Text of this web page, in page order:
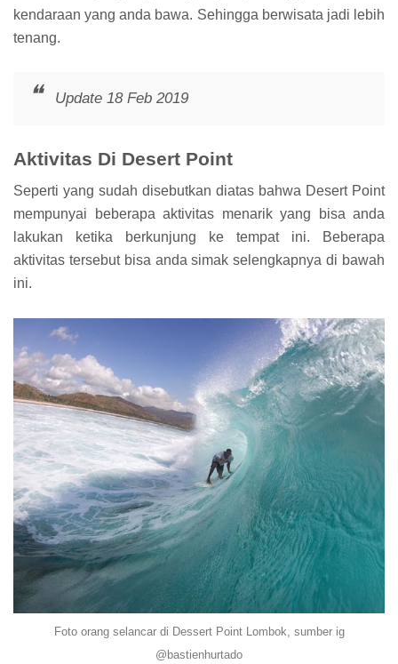
kendaraan yang anda bawa. Sehingga berwisata jadi lebih
tenang.
Update 18 Feb 2019
Aktivitas Di Desert Point
Seperti yang sudah disebutkan diatas bahwa Desert Point
mempunyai beberapa aktivitas menarik yang bisa anda
lakukan ketika berkunjung ke tempat ini. Beberapa
aktivitas tersebut bisa anda simak selengkapnya di bawah
ini.
Foto orang selancar di Dessert Point Lombok, sumber ig
@bastienhurtado